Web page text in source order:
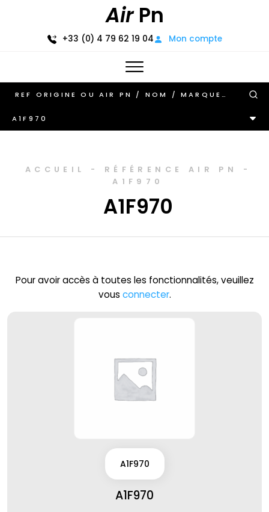
AirPn
+33 (0) 4 79 62 19 04 Mon compte
A1F970
ACCUEIL - RÉFÉRENCE AIR PN
-
A1F970
A1F970
Pour avoir accès à toutes les fonctionnalités, veuillez
vous connecter.
A1F970
A1F970